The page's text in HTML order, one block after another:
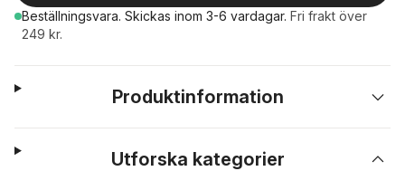
Beställningsvara. Skickas inom 3-6 vardagar. Fri frakt över
249 kr.
Produktinformation
Utforska kategorier